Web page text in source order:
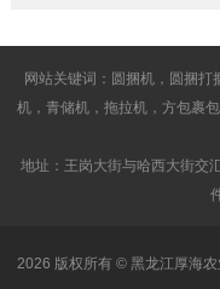
网站关键词：圆捆机，圆捆
机，青储机，拖拉机，方包裹
地址：王岗大街与哈西大街
2026 版权所有 © 黑龙江厚海